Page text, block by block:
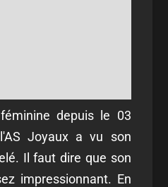
depuis le 03
Joyaux a vu son
Il faut dire que son
impressionnant. En